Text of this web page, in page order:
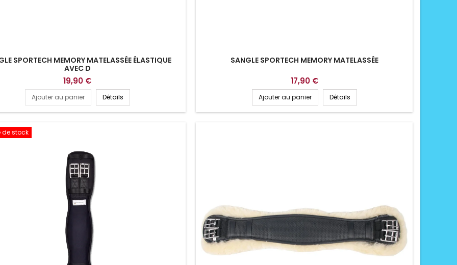
SPORTECH MEMORY MATELASSÉE ÉLASTIQUE
AVEC D
19,90 €
Ajouter au panier Détails
SANGLE SPORTECH MEMORY MATELASSÉE
17,90 €
Ajouter au panier Détails
de stock